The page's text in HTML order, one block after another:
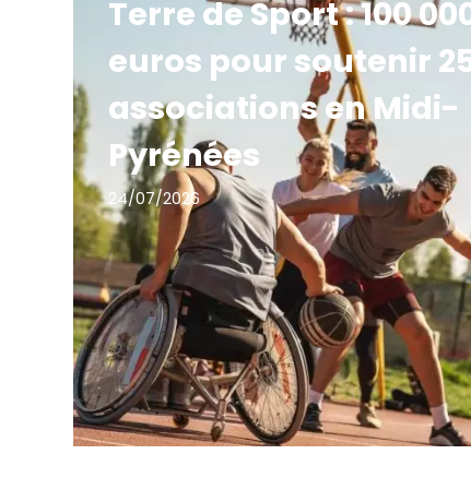
Terre de Sport : 100
euros pour soutenir
associations en Midi-
Pyrénées
24/07/2026